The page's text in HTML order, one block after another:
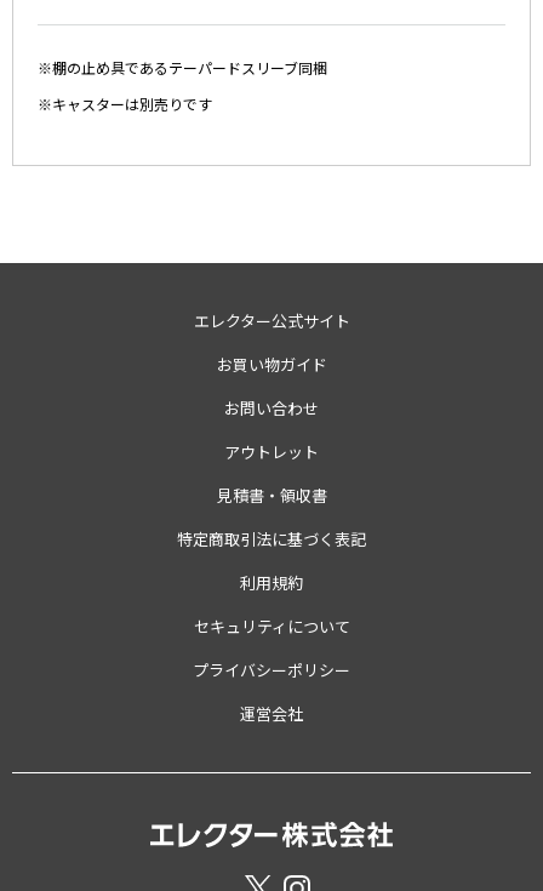
※棚の止め具であるテーパードスリーブ同梱
※キャスターは別売りです
エレクター公式サイト
お買い物ガイド
お問い合わせ
アウトレット
見積書・領収書
特定商取引法に基づく表記
利用規約
セキュリティについて
プライバシーポリシー
運営会社